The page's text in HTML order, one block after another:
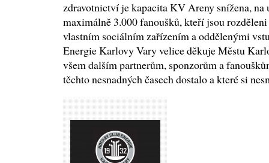
zdravotnictví je kapacita KV Areny snížena, na
maximálně 3.000 fanoušků, kteří jsou
vlastním sociálním zařízením a oddělenými
Energie Karlovy Vary velice děkuje Městu
všem dalším partnerům, sponzorům a
těchto nesnadných časech dostalo a které si